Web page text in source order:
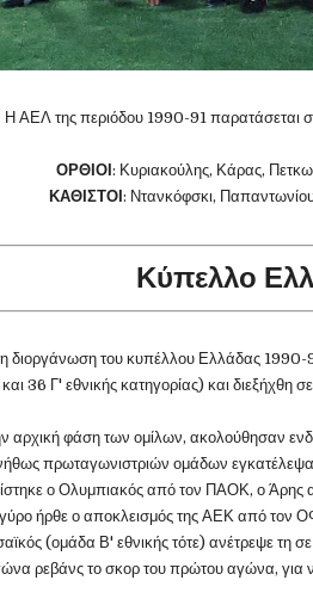
Η ΑΕΛ της περιόδου 1990-91 παρατάσεται
ΟΡΘΙΟΙ : Κυριακούλης, Κάρας,
ΚΑΘΙΣΤΟΙ : Ντανκόφσκι,
Κύπελλο
διοργάνωση του κυπέλλου Ελλάδας 1990-
και 36 Γ' εθνικής κατηγορίας) και διεξήχθη
αρχική φάση των ομίλων, ακολούθησαν
πρωταγωνιστριών ομάδων
ο Ολυμπιακός από τον ΠΑΟΚ, ο Άρης
ήρθε ο αποκλεισμός της ΑΕΚ από τον
(ομάδα Β' εθνικής τότε) ανέτρεψε τη
ρεβάνς το σκορ του πρώτου αγώνα, για